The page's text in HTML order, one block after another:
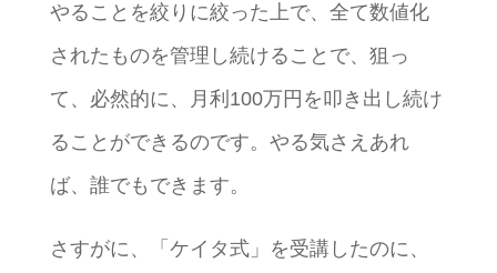
やることを絞りに絞った上で、全て数値化
されたものを管理し続けることで、狙っ
て、必然的に、月利100万円を叩き出し続け
ることができるのです。やる気さえあれ
ば、誰でもできます。
さすがに、「ケイタ式」を受講したのに、